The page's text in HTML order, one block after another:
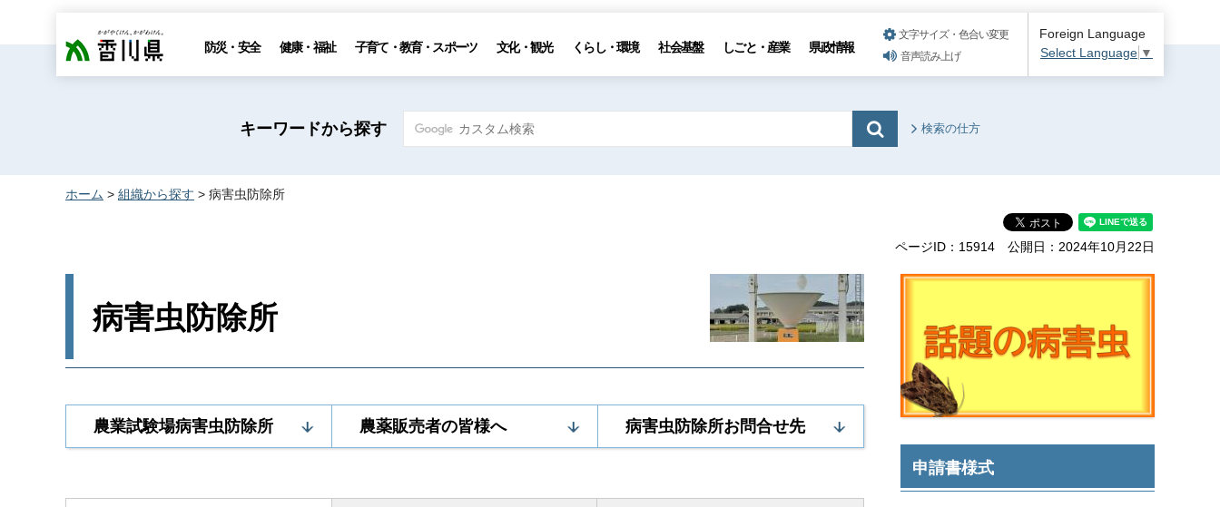
香川県 防災・安全 健康・福祉 子育て・教育・スポーツ 文化・観光 くらし・環境 社会基盤 しごと・産業 県政情報
文字サイズ・色合い変更
音声読み上げ
Foreign Language
Select Language ▼
キーワードから探す 検索の仕方
ホーム > 組織から探す > 病害虫防除所
ページID：15914 公開日：2024年10月22日
病害虫防除所
農業試験場病害虫防除所 農薬販売者の皆様へ 病害虫防除所お問合せ先
申請書様式